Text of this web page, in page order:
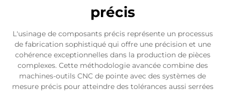
précis
L'usinage de composants précis représente un processus
de fabrication sophistiqué qui offre une précision et une
cohérence exceptionnelles dans la production de pièces
complexes. Cette méthodologie avancée combine des
machines-outils CNC de pointe avec des systèmes de
mesure précis pour atteindre des tolérances aussi serrées